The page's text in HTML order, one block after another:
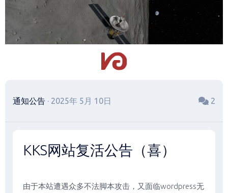
通知公告 · 2025年 5月 10日 2
KKS网站复活公告（喜）
由于本站遭遇众多不法脚本攻击，又面临wordpress无